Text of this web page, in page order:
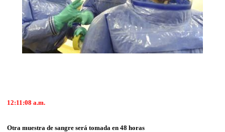
12:11:08 a.m.
Otra muestra de sangre será tomada en 48 horas